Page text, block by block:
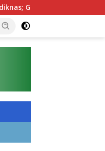
Tekankan Kualitas